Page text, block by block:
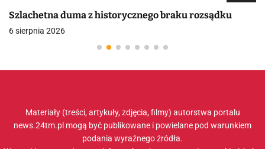
Szlachetna duma z historycznego braku rozsądku
6 sierpnia 2026
Materiały (treści, artykuły, zdjęcia, filmy) autorstwa portalu
news.24tm.pl mogą być publikowane i powielane pod warunkiem
podania wyraźnego źródła.